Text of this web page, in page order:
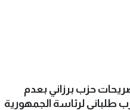
حزب برزاني بعدم
طلباني لرئاسة الجمهورية